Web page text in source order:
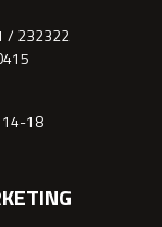
/ 232322
18